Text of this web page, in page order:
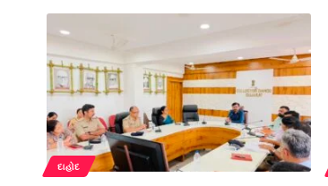
દાહોદ